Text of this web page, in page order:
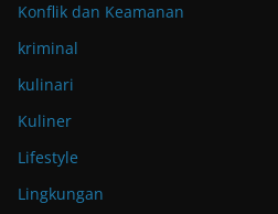
Konflik dan Keamanan
kriminal
kulinari
Kuliner
Lifestyle
Lingkungan